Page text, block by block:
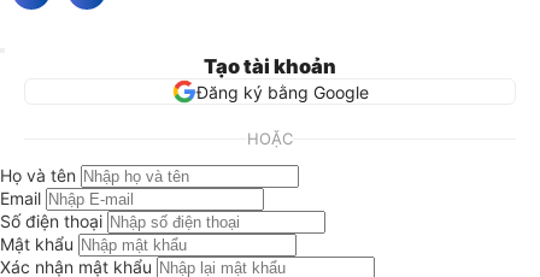
Tạo tài khoản
Đăng ký bằng Google
HOẶC
Họ và tên
Email
Số điện thoại
Mật khẩu
Xác nhận mật khẩu